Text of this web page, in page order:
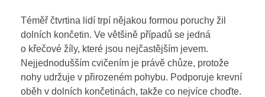
Téměř čtvrtina lidí trpí nějakou formou poruchy žil
dolních končetin. Ve většině případů se jedná
o křečové žíly, které jsou nejčastějším jevem.
Nejjednodušším cvičením je právě chůze, protože
nohy udržuje v přirozeném pohybu. Podporuje krevní
oběh v dolních končetinách, takže co nejvíce choďte.